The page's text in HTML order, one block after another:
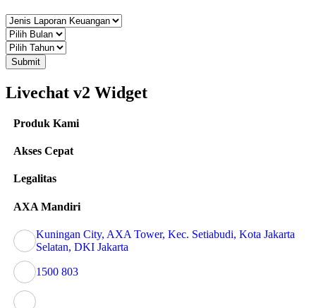
Submit
Livechat v2 Widget
Produk Kami
Akses Cepat
Legalitas
AXA Mandiri
Kuningan City, AXA Tower, Kec. Setiabudi, Kota Jakarta
Selatan, DKI Jakarta
1500 803